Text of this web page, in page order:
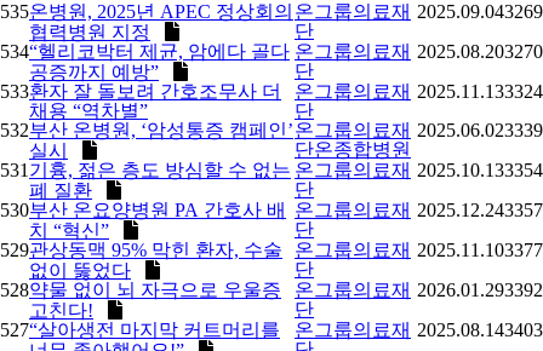
535온병원, 2025년 APEC 정상회의
협력병원 지정
온그룹의료재
단
2025.09.043269
534“헬리코박터 제균, 암에다 골다
공증까지 예방”
온그룹의료재
단
2025.08.203270
533환자 잘 돌보려 간호조무사 더
채용 “역차별”
온그룹의료재
단
2025.11.133324
532부산 온병원, ‘암성통증 캠페인’
실시
온그룹의료재
단온종합병원
2025.06.023339
531 기흉, 젊은 층도 방심할 수 없는
폐 질환
온그룹의료재
단
2025.10.133354
530부산 온요양병원 PA 간호사 배
치 “혁신”
온그룹의료재
단
2025.12.243357
529관상동맥 95% 막힌 환자, 수술
없이 뚫었다
온그룹의료재
단
2025.11.103377
528약물 없이 뇌 자극으로 우울증
고친다!
온그룹의료재
단
2026.01.293392
527“살아생전 마지막 커트머리를
온그룹의료재 2025.08.143403